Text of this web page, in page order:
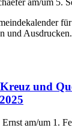
und Ausdrucken.
und
Ernst am/um 1.